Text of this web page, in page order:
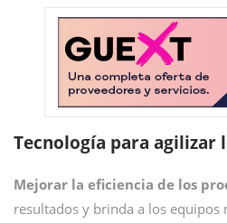
Tecnología para agilizar
Mejorar la eficiencia de los
resultados y brinda a los equipos